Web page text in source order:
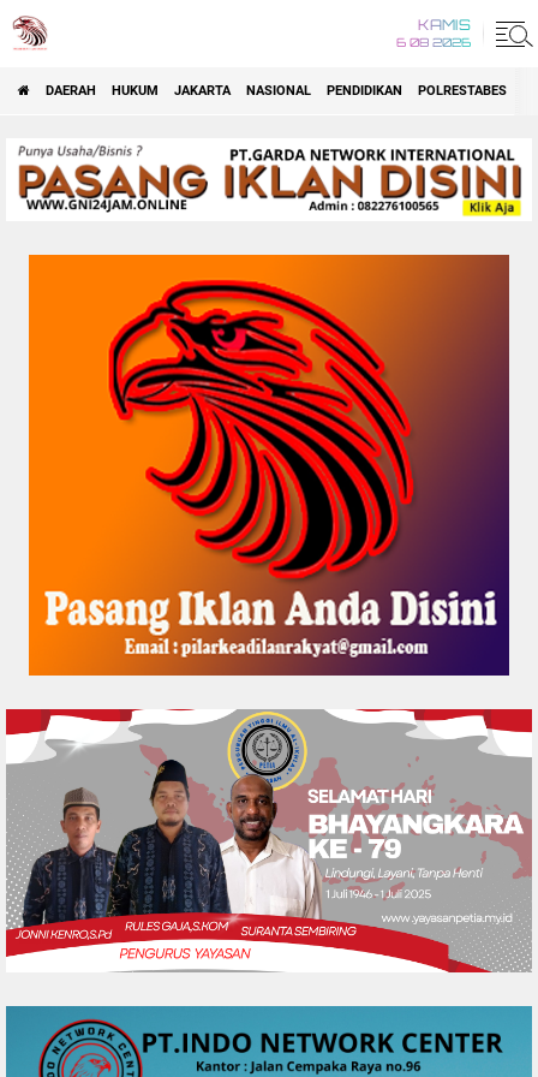
KAMIS
6 08 2026
DAERAH HUKUM JAKARTA NASIONAL PENDIDIKAN POLRESTABES